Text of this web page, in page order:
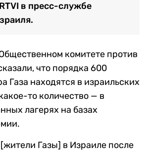
в пресс-службе
комитете против
что порядка 600
Газа находятся в израильских
то количество — в
лагерях на базах
Газы] в Израиле после